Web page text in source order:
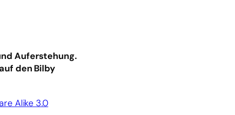
Auferstehung.
den Bilby
Alike 3.0